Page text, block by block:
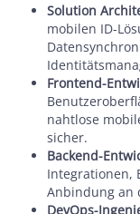
Solution
mobilen ID-
Frontend-
nahtlose
sicher.
Backend-
Integrationen,
Anbindung an
DevOps-